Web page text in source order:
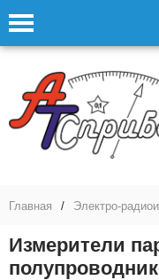
Главная / Электро-
Измерители